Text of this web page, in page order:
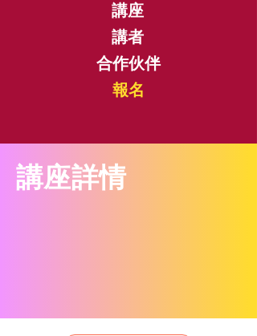
講座
講者
合作伙伴
​報名
​講座詳情